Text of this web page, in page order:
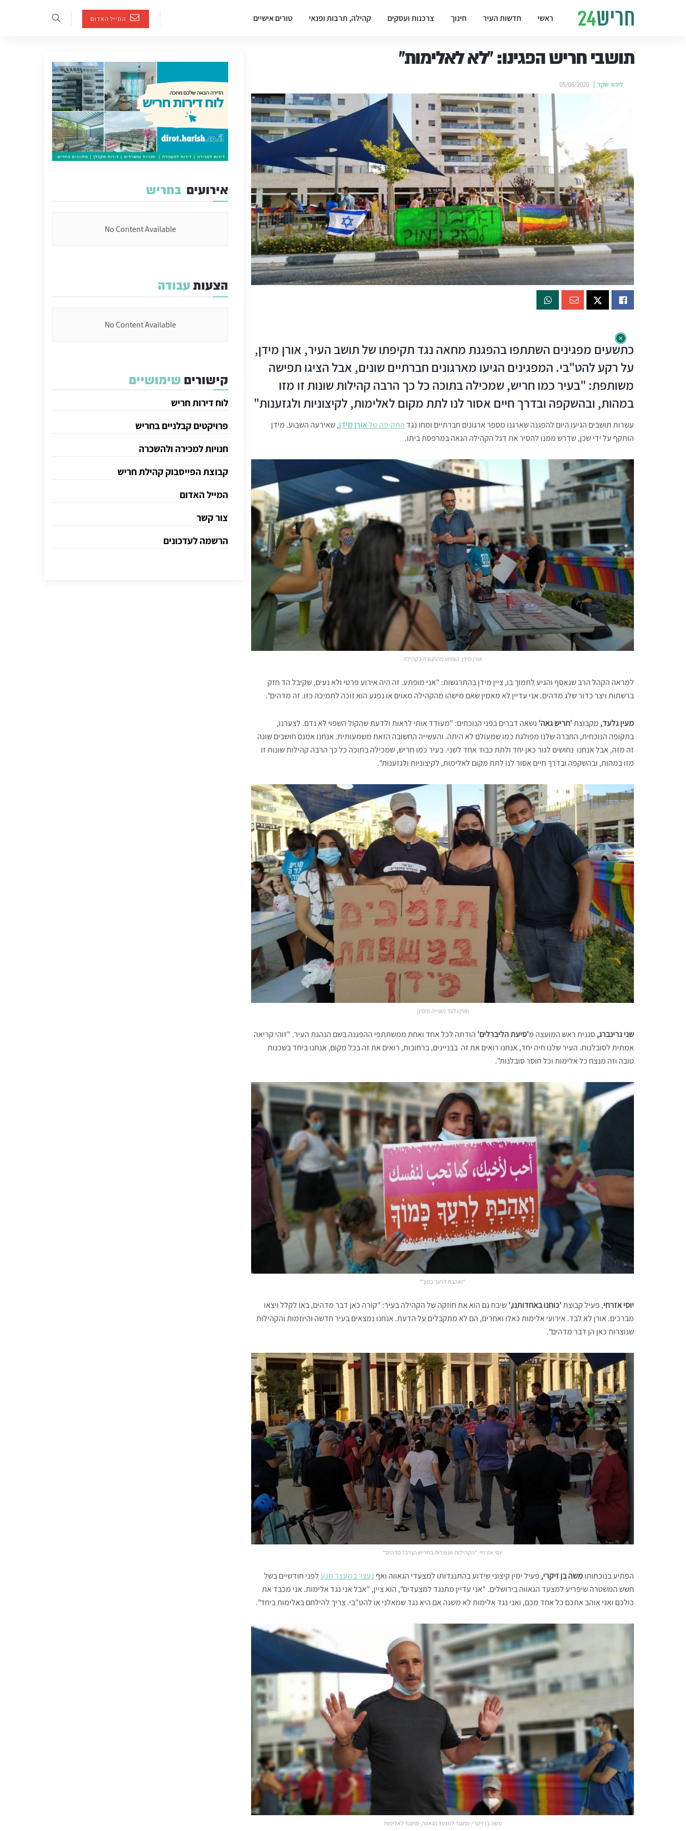
ראשי חדשות העיר חינוך צרכנות ועסקים קהילה, תרבות ופנאי טורים אישיים המייל האדום
תושבי חריש הפגינו: "לא לאלימות"
לידור שקד 05/08/2020
כתשעים מפגינים השתתפו בהפגנת מחאה נגד תקיפתו של תושב העיר, אורן מידן,
על רקע להט"בי. המפגינים הגיעו מארגונים חברתיים שונים, אבל הציגו תפישה
משותפת: "בעיר כמו חריש, שמכילה בתוכה כל כך הרבה קהילות שונות זו מזו
במהות, ובהשקפה ובדרך חיים אסור לנו לתת מקום לאלימות, לקיצוניות ולגזענות"
עשרות תושבים הגיעו היום להפגנה שארגנו מספר ארגונים חברתיים ומחו נגדהתקיפה שלאורן מידן, שאירעה השבוע. מידן
הותקף על ידי שכן, שדרש ממנו להסיר את דגל הקהילה הגאה במרפסת ביתו.
אורן מידן: הופתע מהתגובה בקהילה
למראה הקהל הרב שנאסף והגיע לתמוך בו, ציין מידן בהתרגשות: "אני מופתע. זה היה אירוע פרטי ולא נעים, שקיבל הד חזק
ברשתות ויצר כדור שלג מדהים. אני עדיין לא מאמין שאם מישהו מהקהילה מאוים או נפגע הוא זוכה לתמיכה כזו. זה מדהים".
מעין גלעד, מקבוצת'חריש גאה' נשאה דברים בפני הנוכחים: "מעודד אותי לראות ולדעת שהקול השפוי לא נדם. לצערנו,
בתקופה הנוכחית, החברה שלנו מפולגת כמו שמעולם לא היתה. והעשייה החשובה הזאת משמעותית. אנחנו אמנם חושבים שונה
זה מזה, אבל אנחנו נחושים לגור כאן יחד ולתת כבוד אחד לשני. בעיר כמו חריש, שמכילה בתוכה כל כך הרבה קהילות שונות זו
מזו במהות, ובהשקפה ובדרך חיים אסור לנו לתת מקום לאלימות, לקיצוניות ולגזענות".
מעין גלעד (שנייה מימין)
שני גרינברג,סגנית ראש המועצה מ'סיעת הליברלים' הודתה לכל אחד ואחת ממשתתפי ההפגנה בשם הנהגת העיר. "זוהי קריאה
אמתית לסובלנות. העיר שלנו חיה יחד, אנחנו רואים את זה בבניינים, ברחובות, רואים את זה בכל מקום, אנחנו ביחד בשכנות
טובה וזה מנצח כל אלימות וכל חוסר סובלנות".
"ואהבת לרעך כמוך"
יוסי אזרחי, פעיל קבוצת'כוחנו באחדותנו,'שיבח גם הוא את חוזקה של הקהילה בעיר: "קורה כאן דבר מדהים, באו לקלל ויצאו
מברכים. אורן לא לבד. אירועי אלימות כאלו ואחרים, הם לא מתקבלים על הדעת. אנחנו נמצאים בעיר חדשה והיוזמות והקהילות
שנוצרות כאן הן דבר מדהים".
יוסי אזרחי: "הקהילות שנוצרות בחריש הן דבר מדהים"
הפתיע בנוכחותומשה בן זיקרי, פעיל ימין קיצוני שידוע בהתנגדותו למצעדי הגאווה ואף נעצר במעצר מנעלפני חודשיים בשל
חשש המשטרה שיפריע למצעד הגאווה בירושלים. "אני עדיין מתנגד למצעדים", הוא ציין, "אבל אני נגד אלימות. אני מכבד את
כולכם ואני אוהב אתכם כל אחד מכם, ואני נגד אלימות לא משנה אם היא נגד שמאלני או להט"בי. צריך להילחם באלימות ביחד".
משה בן זיקרי: מתנגד למצעד הגאווה, מתנגד לאלימות
אירועים בחריש
No Content Available
הצעותעבודה
No Content Available
קישורים שימושיים
לוח דירות חריש
פרויקטים קבלניים בחריש
חנויות למכירה ולהשכרה
קבוצת הפייסבוק קהילת חריש
המייל האדום
צור קשר
הרשמה לעדכונים